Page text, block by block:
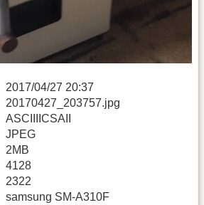
2017/04/27 20:37
20170427_203757.jpg
ASCIIIICSAII
JPEG
2MB
4128
2322
samsung SM-A310F